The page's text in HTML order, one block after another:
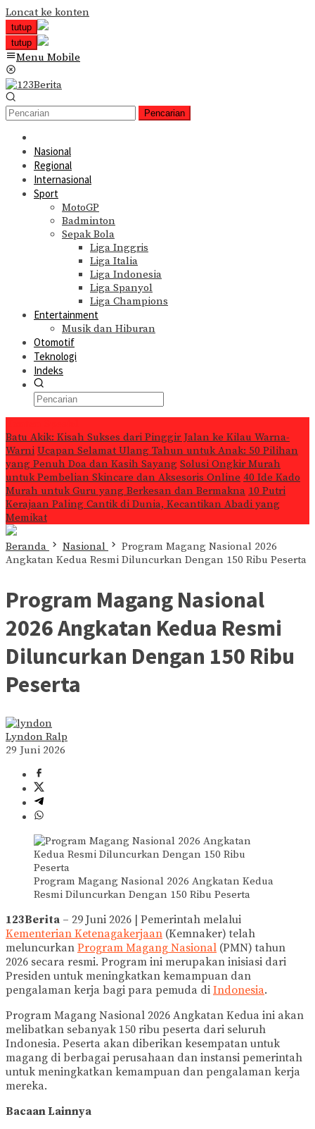
Loncat ke konten
tutup
tutup
Menu Mobile
Pencarian
Nasional
Regional
Internasional
Sport
MotoGP
Badminton
Sepak Bola
Liga Inggris
Liga Italia
Liga Indonesia
Liga Spanyol
Liga Champions
Entertainment
Musik dan Hiburan
Otomotif
Teknologi
Indeks
Batu Akik: Kisah Sukses dari Pinggir Jalan ke Kilau Warna-
Warni Ucapan Selamat Ulang Tahun untuk Anak: 50 Pilihan
yang Penuh Doa dan Kasih Sayang Solusi Ongkir Murah
untuk Pembelian Skincare dan Aksesoris Online 40 Ide Kado
Murah untuk Guru yang Berkesan dan Bermakna 10 Putri
Kerajaan Paling Cantik di Dunia, Kecantikan Abadi yang
Memikat
Beranda Nasional
Program Magang Nasional 2026
Angkatan Kedua Resmi Diluncurkan Dengan 150 Ribu Peserta
Program Magang Nasional
2026 Angkatan Kedua Resmi
Diluncurkan Dengan 150 Ribu
Peserta
Lyndon Ralp
29 Juni 2026
Program Magang Nasional 2026 Angkatan Kedua
Resmi Diluncurkan Dengan 150 Ribu Peserta
123Berita – 29 Juni 2026 | Pemerintah melalui
Kementerian Ketenagakerjaan (Kemnaker) telah
meluncurkan Program Magang Nasional (PMN) tahun
2026 secara resmi. Program ini merupakan inisiasi dari
Presiden untuk meningkatkan kemampuan dan
pengalaman kerja bagi para pemuda di Indonesia.
Program Magang Nasional 2026 Angkatan Kedua ini akan
melibatkan sebanyak 150 ribu peserta dari seluruh
Indonesia. Peserta akan diberikan kesempatan untuk
magang di berbagai perusahaan dan instansi pemerintah
untuk meningkatkan kemampuan dan pengalaman kerja
mereka.
Bacaan Lainnya